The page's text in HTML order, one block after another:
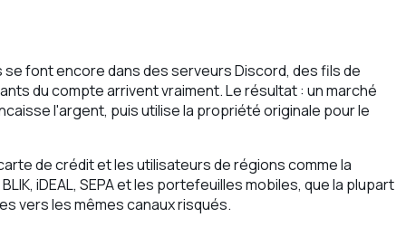
font encore dans des serveurs Discord, des fils de
du compte arrivent vraiment. Le résultat : un marché
l'argent, puis utilise la propriété originale pour le
de crédit et les utilisateurs de régions comme la
iDEAL, SEPA et les portefeuilles mobiles, que la plupart
vers les mêmes canaux risqués.